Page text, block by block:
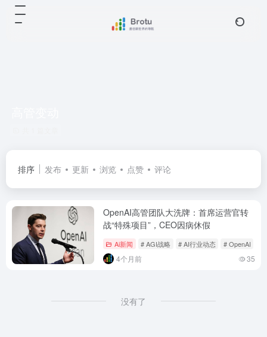
排序 发布 更新 浏览 点赞 评论
OpenAI高管团队大洗牌：首席运营官转
战“特殊项目”，CEO因病休假
Ai新闻 # AGI战略 # AI行业动态 # OpenAI
4个月前 35
没有了